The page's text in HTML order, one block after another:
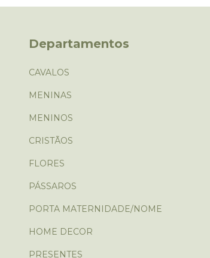
Departamentos
CAVALOS
MENINAS
MENINOS
CRISTÃOS
FLORES
PÁSSAROS
PORTA MATERNIDADE/NOME
HOME DECOR
PRESENTES